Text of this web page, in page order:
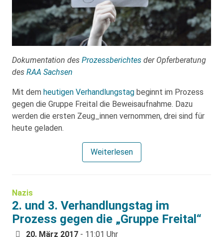
Dokumentation des Prozessberichtes der Opferberatung
des RAA Sachsen
Mit dem heutigen Verhandlungstag beginnt im Prozess
gegen die Gruppe Freital die Beweisaufnahme. Dazu
werden die ersten Zeug_innen vernommen, drei sind für
heute geladen.
Weiterlesen
Nazis
2. und 3. Verhandlungstag im
Prozess gegen die „Gruppe Freital“
20. März 2017 - 11:01 Uhr